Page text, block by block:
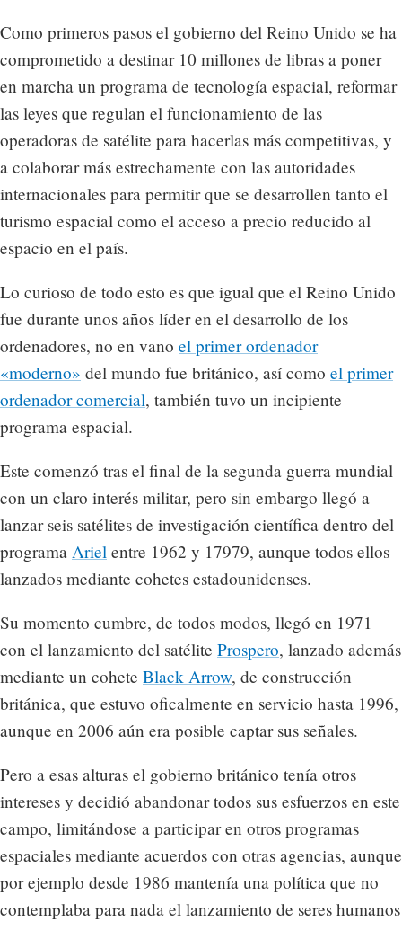
Como primeros pasos el gobierno del Reino Unido se ha
comprometido a destinar 10 millones de libras a poner
en marcha un programa de tecnología espacial, reformar
las leyes que regulan el funcionamiento de las
operadoras de satélite para hacerlas más competitivas, y
a colaborar más estrechamente con las autoridades
internacionales para permitir que se desarrollen tanto el
turismo espacial como el acceso a precio reducido al
espacio en el país.
Lo curioso de todo esto es que igual que el Reino Unido
fue durante unos años líder en el desarrollo de los
ordenadores, no en vano el primer ordenador
«moderno» del mundo fue británico, así como el primer
ordenador comercial, también tuvo un incipiente
programa espacial.
Este comenzó tras el final de la segunda guerra mundial
con un claro interés militar, pero sin embargo llegó a
lanzar seis satélites de investigación científica dentro del
programa Ariel entre 1962 y 17979, aunque todos ellos
lanzados mediante cohetes estadounidenses.
Su momento cumbre, de todos modos, llegó en 1971
con el lanzamiento del satélite Prospero, lanzado además
mediante un cohete Black Arrow, de construcción
británica, que estuvo oficalmente en servicio hasta 1996,
aunque en 2006 aún era posible captar sus señales.
Pero a esas alturas el gobierno británico tenía otros
intereses y decidió abandonar todos sus esfuerzos en este
campo, limitándose a participar en otros programas
espaciales mediante acuerdos con otras agencias, aunque
por ejemplo desde 1986 mantenía una política que no
contemplaba para nada el lanzamiento de seres humanos